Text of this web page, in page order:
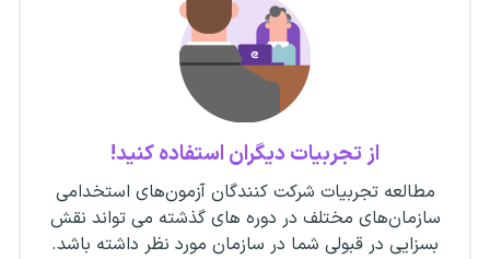
از تجربیات دیگران استفاده کنید!
مطالعه تجربیات شرکت کنندگان آزمون‌های استخدامی
سازمان‌های مختلف در دوره های گذشته می تواند نقش
بسزایی در قبولی شما در سازمان مورد نظر داشته باشد.